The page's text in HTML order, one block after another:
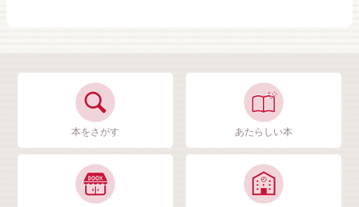
本をさがす あたらしい本